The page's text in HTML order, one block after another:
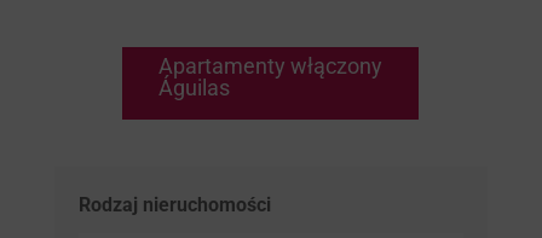
Apartamenty włączony
Águilas
Rodzaj nieruchomości